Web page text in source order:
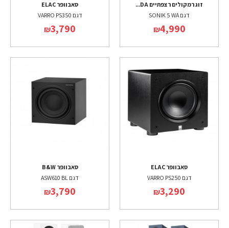
זוג רמקולים רצפתיים DA...
דגם SONIK 5 WA
₪4,990
סאבוופר ELAC
דגם VARRO PS350
₪3,790
סאבוופר ELAC
דגם VARRO PS250
₪3,290
סאבוופר B&W
דגם ASW610 BL
₪3,790